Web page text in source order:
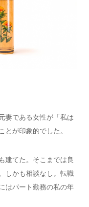
妻である女性が「私は
とが印象的でした。
建てた。そこまでは良
しかも相談なし。転職
はパート勤務の私の年